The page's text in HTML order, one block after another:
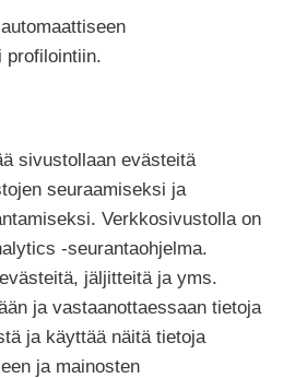
profilointiin.
sivustollaan evästeitä
seuraamiseksi ja
Verkkosivustolla on
-seurantaohjelma.
jäljitteitä ja yms.
ja vastaanottaessaan tietoja
ja käyttää näitä tietoja
ja mainosten